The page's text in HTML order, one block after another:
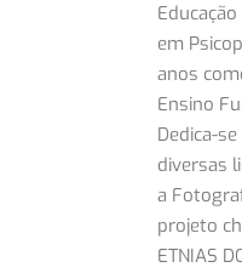
em
anos
Ensino
Dedica-
diversas
a
projeto
ETNIAS